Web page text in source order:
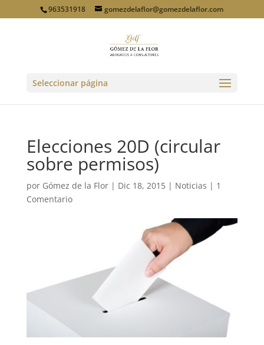
963531918 gomezdelaflor@gomezdelaflor.com
Seleccionar página
Elecciones 20D (circular
sobre permisos)
por Gómez de la Flor| Dic 18, 2015| Noticias | 1
Comentario